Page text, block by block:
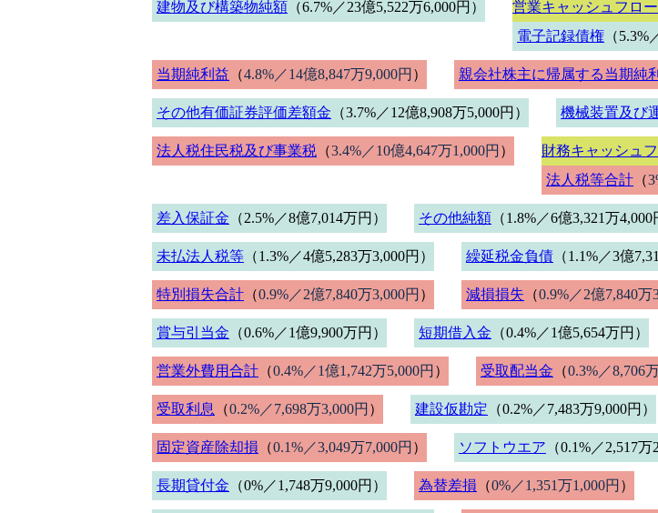
建物及び構築物純額 （6.7%／23億5,522万6,000円） 営業キャッシュフロー
電子記録債権 （5.3%
当期純利益 （4.8%／14億8,847万9,000円 ） 親会社株主に帰属する当期純
その他有価証券評価差額金 （3.7%／12億8,908万5,000円） 機械装置及び
法人税住民税及び事業税 （3.4%／10億4,647万1,000円 ） 財務キャッシュ
法人税等合計 （
差入保証金 （2.5%／8億7,014万円） その他純額 （1.8%／6億3,321万4,000
未払法人税等 （1.3%／4億5,283万3,000円） 繰延税金負債 （1.1%／3億
特別損失合計 （0.9%／2億7,840万3,000円 ） 減損損失 （0.9%／2億7,840万
賞与引当金 （0.6%／1億9,900万円） 短期借入金 （0.4%／1億5,654万円）
営業外費用合計 （0.4%／1億1,742万5,000円 ） 受取配当金 （0.3%／8,706
受取利息 （0.2%／7,698万3,000円 ） 建設仮勘定 （0.2%／7,483万9,000円）
固定資産除却損 （0.1%／3,049万7,000円 ） ソフトウエア （0.1%／2,517万
長期貸付金 （0%／1,748万9,000円） 為替差損 （0%／1,351万1,000円 ）